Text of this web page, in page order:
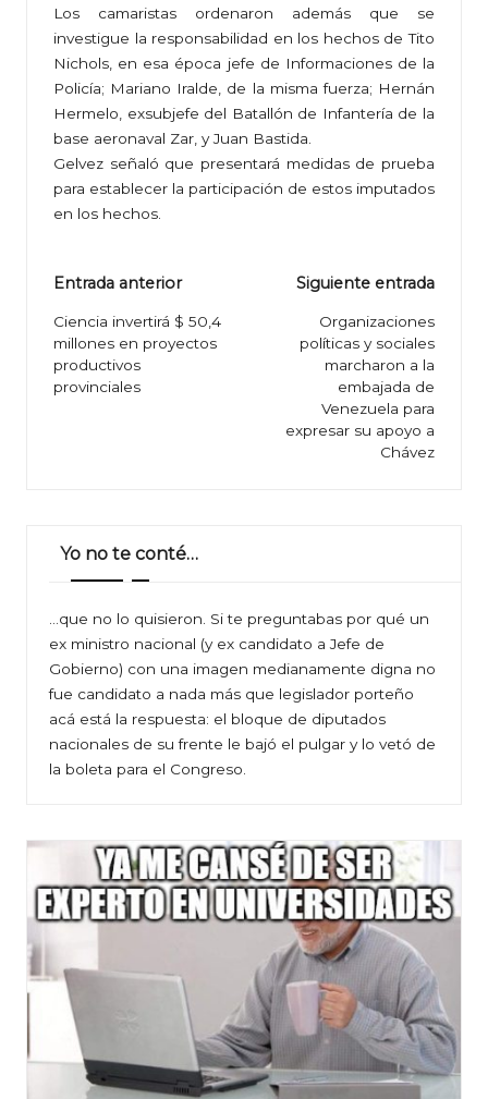
Los camaristas ordenaron además que se
investigue la responsabilidad en los hechos de Tito
Nichols, en esa época jefe de Informaciones de la
Policía; Mariano Iralde, de la misma fuerza; Hernán
Hermelo, exsubjefe del Batallón de Infantería de la
base aeronaval Zar, y Juan Bastida.
Gelvez señaló que presentará medidas de prueba
para establecer la participación de estos imputados
en los hechos.
Navegación
de
entradas
Entrada anterior
Ciencia invertirá $ 50,4
millones en proyectos
productivos
provinciales
Siguiente entrada
Organizaciones
políticas y sociales
marcharon a la
embajada de
Venezuela para
expresar su apoyo a
Chávez
Yo no te conté…
…que no lo quisieron. Si te preguntabas por qué un
ex ministro nacional (y ex candidato a Jefe de
Gobierno) con una imagen medianamente digna no
fue candidato a nada más que legislador porteño
acá está la respuesta: el bloque de diputados
nacionales de su frente le bajó el pulgar y lo vetó de
la boleta para el Congreso.